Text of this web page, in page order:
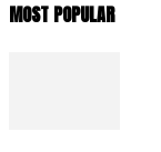
MOST POPULAR